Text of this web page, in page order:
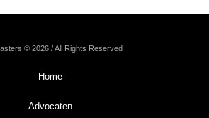
© 2026 / All Rights Reserved
Home
Advocaten